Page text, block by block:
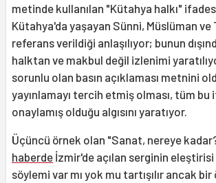
metinde kul­lanılan "Kütahya halkı"
Kütahya'da yaşayan Sünni, Müslüman ve
referans verildiği anlaşılıyor; bunun
halktan ve makbul değil izlenimi
sorun­lu olan basın açıklaması metnini
yayınlamayı tercih etmiş olması, tüm bu
onaylamış olduğu algısını yaratıyor.
Üçüncü örnek olan "Sanat, nereye
haberde İzmir'de açılan serginin
söylemi var mı yok mu tartışılır ancak